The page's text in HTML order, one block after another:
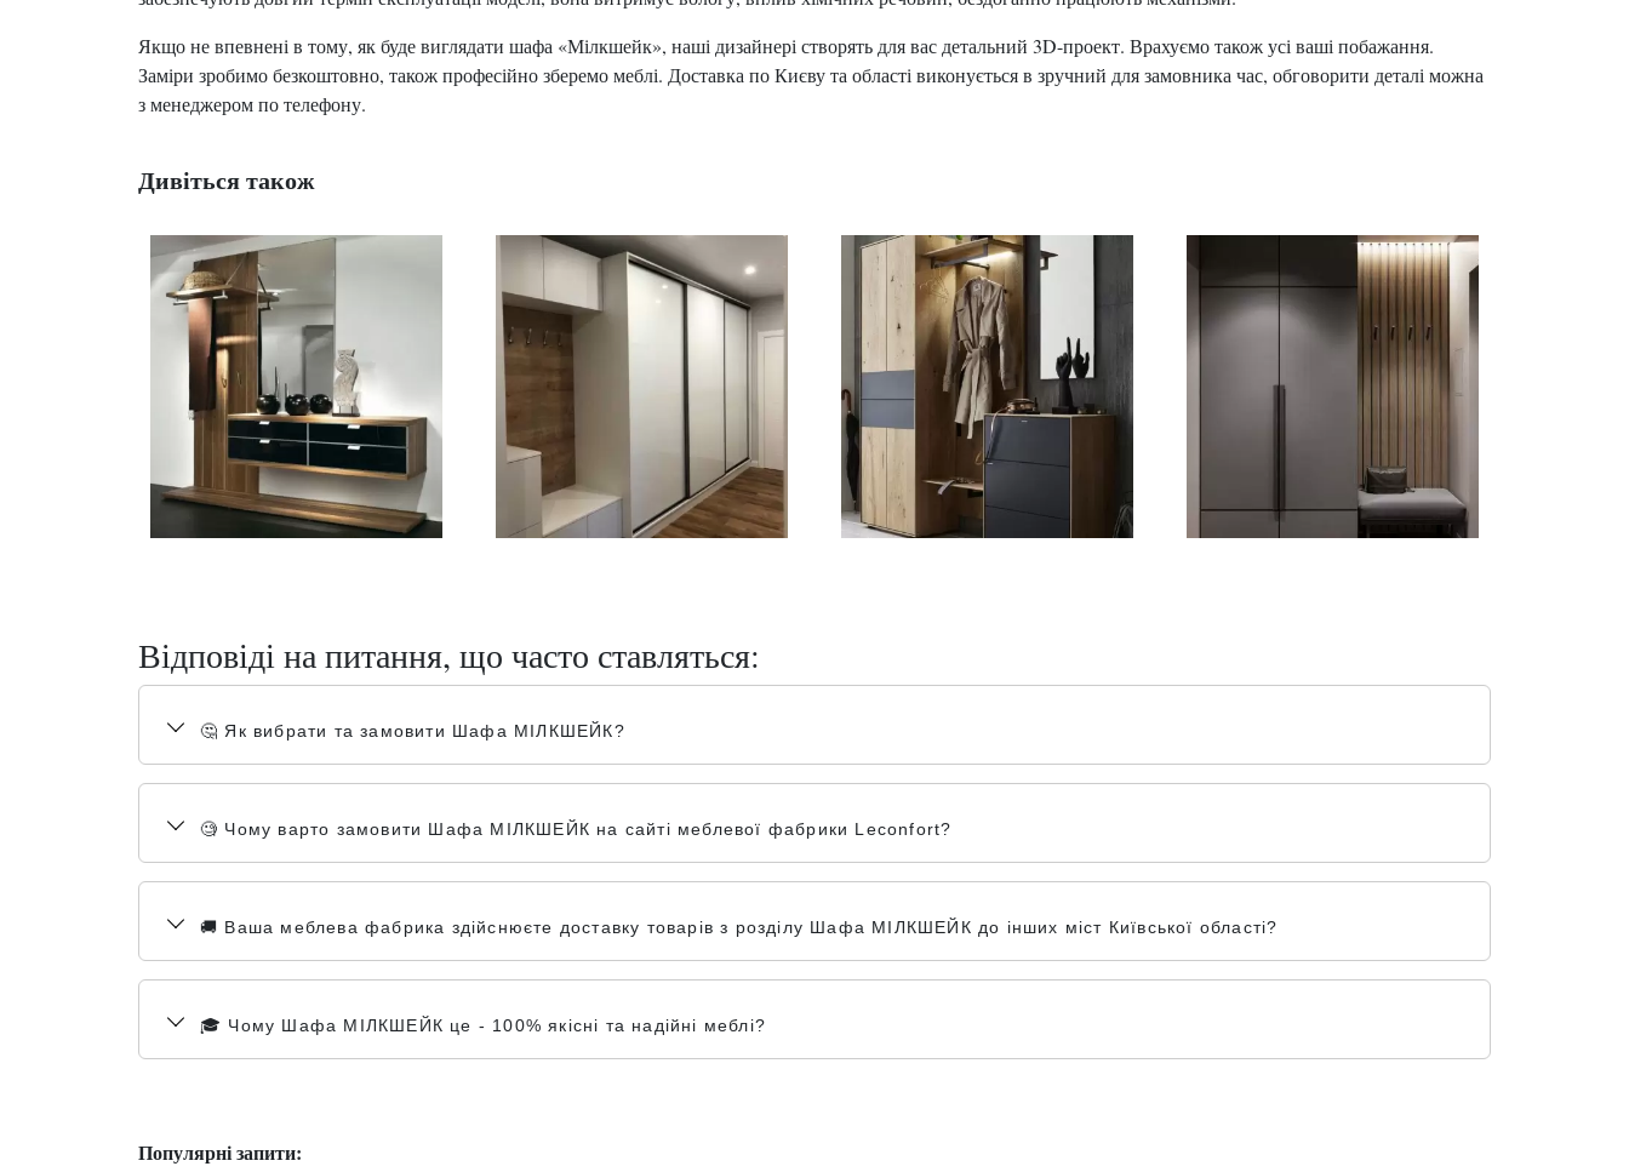
Якщо не впевнені в тому, як буде виглядати шафа «Мілкшейк», наші дизайнері створять для вас детальний 3D-проект. Врахуємо також усі ваші побажання.
Заміри зробимо безкоштовно, також професійно зберемо меблі. Доставка по Києву та області виконується в зручний для замовника час, обговорити деталі можна
з менеджером по телефону.
Дивіться також
Відповіді на питання, що часто ставляться:
🤔 Як вибрати та замовити Шафа МІЛКШЕЙК?
🧐 Чому варто замовити Шафа МІЛКШЕЙК на сайті меблевої фабрики Leconfort?
🚚 Ваша меблева фабрика здійснюєте доставку товарів з розділу Шафа МІЛКШЕЙК до інших міст Київської області?
🎓 Чому Шафа МІЛКШЕЙК це - 100% якісні та надійні меблі?
Популярні запити: